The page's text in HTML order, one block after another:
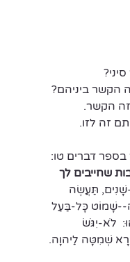
הקשר ביניהם?
הקשר.
זה לזו.
דברים טו:
שחייבים לך
תַּעֲשֶׂה
שָׁמוֹט כָּל-בַּעַל
לֹא-יִגֹּשׂ
שְׁמִטָּה לַיהוָה.